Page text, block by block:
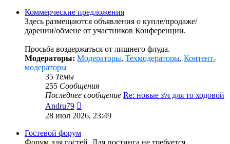
сообщению
Коммерческие предложения
Здесь размещаются объявления о купле/продаже/
дарении/обмене от участников Конференции.
Просьба воздержаться от лишнего флуда.
Модераторы: Модераторы, Техмодераторы, Контент-
модераторы
35 Темы
255 Сообщения
Последнее сообщение Re: новые з\ч для то ходовой
Andru79
к
28 июл 2026, 23:49
Гостевой форум